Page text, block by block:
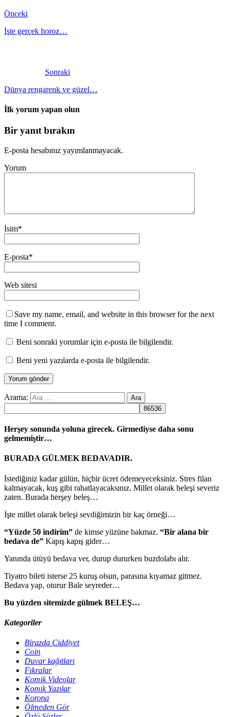
Önceki
İşte gerçek horoz…
Sonraki
Dünya rengarenk ve güzel…
İlk yorum yapan olun
Bir yanıt bırakın
E-posta hesabınız yayımlanmayacak.
Yorum
İsim*
E-posta*
Web sitesi
Save my name, email, and website in this browser for the next
time I comment.
Beni sonraki yorumlar için e-posta ile bilgilendir.
Beni yeni yazılarda e-posta ile bilgilendir.
Arama:
Herşey sonunda yoluna girecek. Girmediyse daha sonu
gelmemiştir…
BURADA GÜLMEK BEDAVADIR.
İstediğiniz kadar gülün, hiçbir ücret ödemeyeceksiniz. Stres filan
kalmayacak, kuş gibi rahatlayacaksınız. Millet olarak beleşi severiz
zaten. Burada herşey beleş…
İşte millet olarak beleşi sevdiğimizin bir kaç örneği…
“Yüzde 50 indirim” de kimse yüzüne bakmaz. “Bir alana bir
bedava de” Kapış kapış gider…
Yanında ütüyü bedava ver, durup dururken buzdolabı alır.
Tiyatro bileti isterse 25 kuruş olsun, parasına kıyamaz gitmez.
Bedava yap, oturur Bale seyreder…
Bu yüzden sitemizde gülmek BELEŞ…
Kategoriler
Birazda Ciddiyet
Coin
Duvar kağıtları
Fıkralar
Komik Videolar
Komik Yazılar
Korona
Ölmeden Gör